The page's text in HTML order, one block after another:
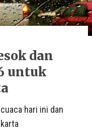
dan
untuk
hari ini dan